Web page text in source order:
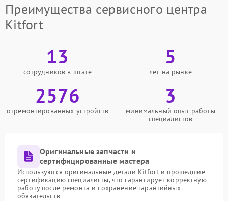
Преимущества сервисного центра
Kitfort
13
сотрудников в штате
5
лет на рынке
2576
отремонтированных устройств
3
минимальный опыт работы
специалистов
Оригинальные запчасти и
сертифицированные мастера
Используются оригинальные детали Kitfort и прошедшие
сертификацию специалисты, что гарантирует корректную
работу после ремонта и сохранение гарантийных
обязательств